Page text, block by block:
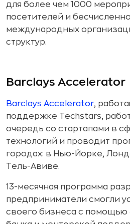
для более чем 1000
посетителей и
международных
структур.
Barclays Accelerator
Barclays Accelerator,
поддержке Techstars,
очередь со стартапами в
технологий и проводит
городах: в Нью-Йорке,
Тель-Авиве.
13-месячная программа
предприниматели смогли
своего бизнеса с помощью